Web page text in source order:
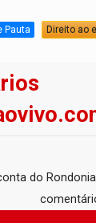
Pauta Direito ao
do